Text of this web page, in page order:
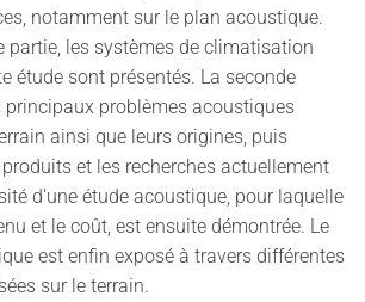
notamment sur le plan acoustique.
partie, les systèmes de climatisation
étude sont présentés. La seconde
principaux problèmes acoustiques
ainsi que leurs origines, puis
et les recherches actuellement
d'une étude acoustique, pour laquelle
et le coût, est ensuite démontrée. Le
est enfin exposé à travers différentes
sur le terrain.